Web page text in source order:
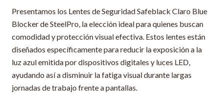
Presentamos los Lentes de Seguridad Safeblack Claro Blue
Blocker de SteelPro, la elección ideal para quienes buscan
comodidad y protección visual efectiva. Estos lentes están
diseñados específicamente para reducir la exposición a la
luz azul emitida por dispositivos digitales y luces LED,
ayudando así a disminuir la fatiga visual durante largas
jornadas de trabajo frente a pantallas.